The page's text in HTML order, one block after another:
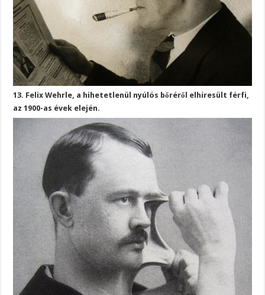
13. Felix Wehrle, a hihetetlenül nyúlós bőréről elhíresült férfi,
az 1900-as évek elején.